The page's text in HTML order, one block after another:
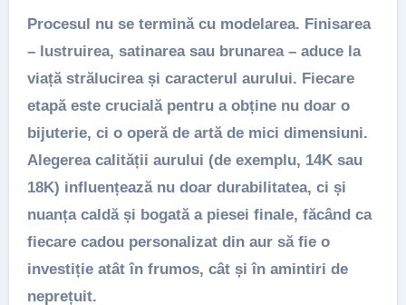
Procesul nu se termină cu modelarea. Finisarea
– lustruirea, satinarea sau brunarea – aduce la
viață strălucirea și caracterul aurului. Fiecare
etapă este crucială pentru a obține nu doar o
bijuterie, ci o operă de artă de mici dimensiuni.
Alegerea calității aurului (de exemplu, 14K sau
18K) influențează nu doar durabilitatea, ci și
nuanța caldă și bogată a piesei finale, făcând ca
fiecare cadou personalizat din aursă fie o
investiție atât în frumos, cât și în amintiri de
neprețuit.